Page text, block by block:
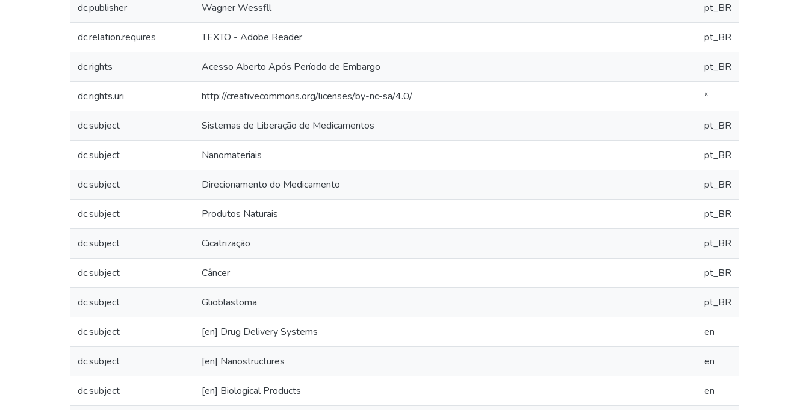
dc.publisher Wagner Wessfll pt_BR
dc.relation.requires TEXTO - Adobe Reader pt_BR
dc.rights Acesso Aberto Após Período de Embargo pt_BR
dc.rights.uri http://creativecommons.org/licenses/by-nc-sa/4.0/ *
dc.subject Sistemas de Liberação de Medicamentos pt_BR
dc.subject Nanomateriais pt_BR
dc.subject Direcionamento do Medicamento pt_BR
dc.subject Produtos Naturais pt_BR
dc.subject Cicatrização pt_BR
dc.subject Câncer pt_BR
dc.subject Glioblastoma pt_BR
dc.subject [en] Drug Delivery Systems en
dc.subject [en] Nanostructures en
dc.subject [en] Biological Products en